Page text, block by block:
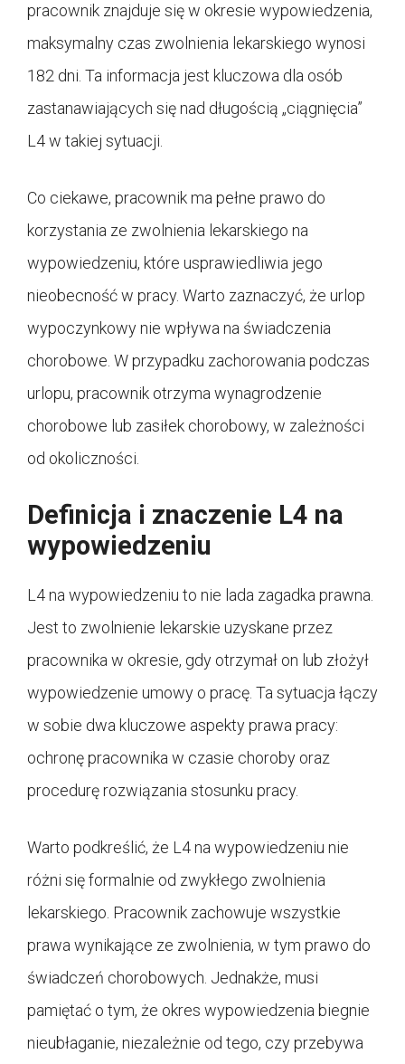
pracownik znajduje się w okresie wypowiedzenia,
maksymalny czas zwolnienia lekarskiego wynosi
182 dni. Ta informacja jest kluczowa dla osób
zastanawiających się nad długością „ciągnięcia”
L4 w takiej sytuacji.
Co ciekawe, pracownik ma pełne prawo do
korzystania ze zwolnienia lekarskiego na
wypowiedzeniu, które usprawiedliwia jego
nieobecność w pracy. Warto zaznaczyć, że urlop
wypoczynkowy nie wpływa na świadczenia
chorobowe. W przypadku zachorowania podczas
urlopu, pracownik otrzyma wynagrodzenie
chorobowe lub zasiłek chorobowy, w zależności
od okoliczności.
Definicja i znaczenie L4 na
wypowiedzeniu
L4 na wypowiedzeniu to nie lada zagadka prawna.
Jest to zwolnienie lekarskie uzyskane przez
pracownika w okresie, gdy otrzymał on lub złożył
wypowiedzenie umowy o pracę. Ta sytuacja łączy
w sobie dwa kluczowe aspekty prawa pracy:
ochronę pracownika w czasie choroby oraz
procedurę rozwiązania stosunku pracy.
Warto podkreślić, że L4 na wypowiedzeniu nie
różni się formalnie od zwykłego zwolnienia
lekarskiego. Pracownik zachowuje wszystkie
prawa wynikające ze zwolnienia, w tym prawo do
świadczeń chorobowych. Jednakże, musi
pamiętać o tym, że okres wypowiedzenia biegnie
nieubłaganie, niezależnie od tego, czy przebywa